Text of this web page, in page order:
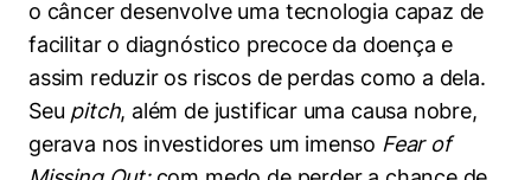
o câncer desenvolve uma tecnologia capaz de
facilitar o diagnóstico precoce da doença e
assim reduzir os riscos de perdas como a dela.
Seu pitch, além de justificar uma causa nobre,
gerava nos investidores um imenso Fear of